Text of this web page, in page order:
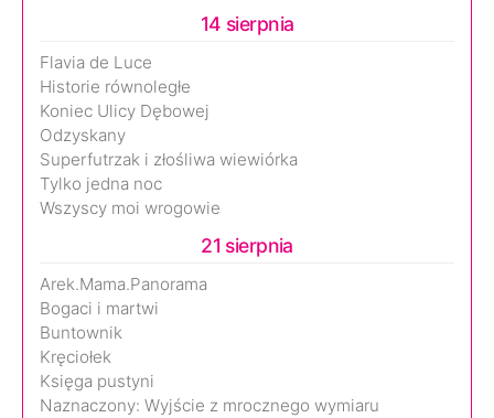
14 sierpnia
Flavia de Luce
Historie równoległe
Koniec Ulicy Dębowej
Odzyskany
Superfutrzak i złośliwa wiewiórka
Tylko jedna noc
Wszyscy moi wrogowie
21 sierpnia
Arek.Mama.Panorama
Bogaci i martwi
Buntownik
Kręciołek
Księga pustyni
Naznaczony: Wyjście z mrocznego wymiaru